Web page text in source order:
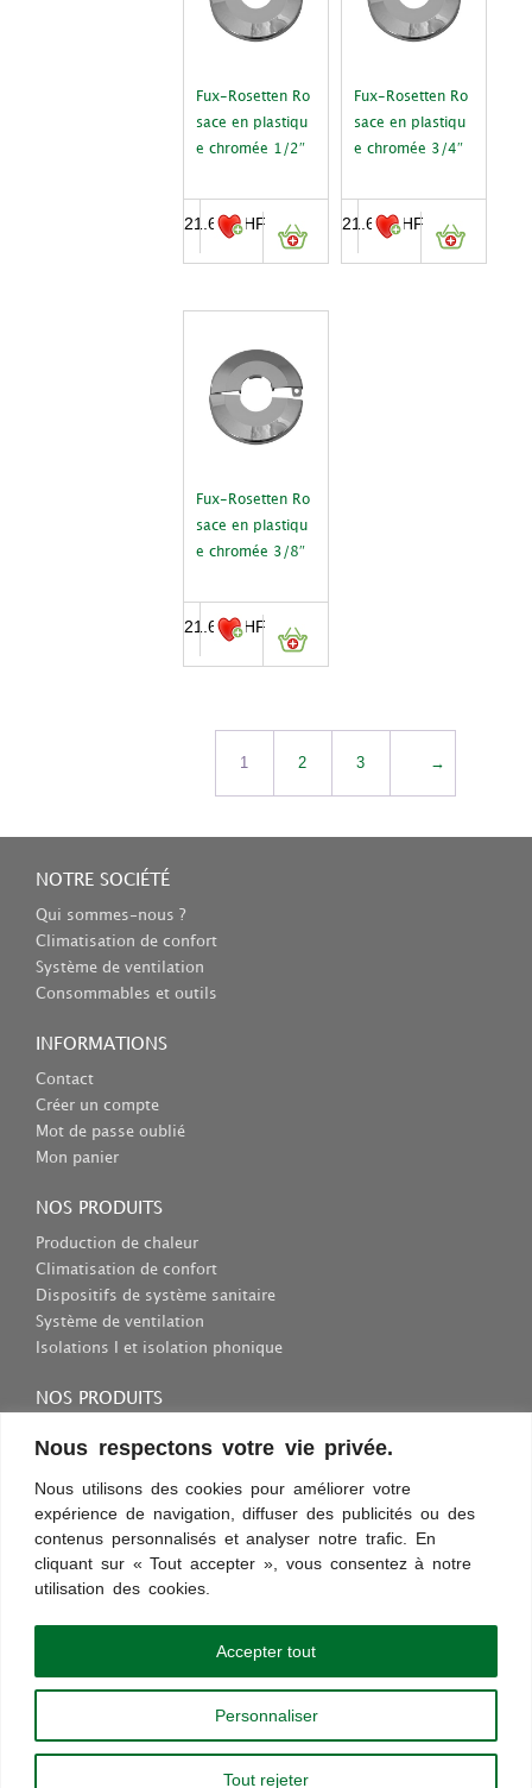
Nous respectons votre vie privée.
Nous utilisons des cookies pour améliorer votre
expérience de navigation, diffuser des publicités ou des
contenus personnalisés et analyser notre trafic. En
cliquant sur « Tout accepter », vous consentez à notre
utilisation des cookies.
Personnaliser
Tout rejeter
Accepter tout
Fux-Rosetten Ro
sace en plastiqu
e chromée 1/2″
21.60CHF
Fux-Rosetten Ro
sace en plastiqu
e chromée 3/4″
21.60CHF
Fux-Rosetten Ro
sace en plastiqu
e chromée 3/8″
21.60CHF
1 2 3 →
NOTRE SOCIÉTÉ
Qui sommes-nous ?
Climatisation de confort
Système de ventilation
Consommables et outils
INFORMATIONS
Contact
Créer un compte
Mot de passe oublié
Mon panier
NOS PRODUITS
Production de chaleur
Climatisation de confort
Dispositifs de système sanitaire
Système de ventilation
Isolations I et isolation phonique
NOS PRODUITS
Inscriptions et fixations
Protection au travail
Sélection des appareils sanitaires
Conditions d’utilisation
Paiement sécurisé